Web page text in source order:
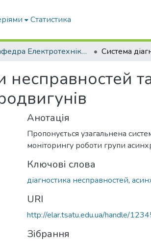
Статистика
Кафедра Електротехніки і електромеханіки ім. проф. В.В. Овчарова
несправностей
Анотація
Пропонується узагальнена
моніторингу роботи групи
Ключові слова
діагностика несправностей,
URI
http://elar.tsatu.edu.ua/handle/
Зібрання